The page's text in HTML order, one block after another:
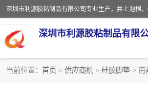
深圳市利源胶粘制品有限
当前位置： 首页 > 供应商机 > 硅胶脚垫 > 南